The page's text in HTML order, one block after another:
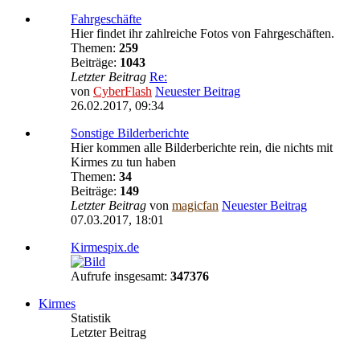
Fahrgeschäfte
Hier findet ihr zahlreiche Fotos von Fahrgeschäften.
Themen: 259
Beiträge: 1043
Letzter Beitrag Re:
von CyberFlash Neuester Beitrag
26.02.2017, 09:34
Sonstige Bilderberichte
Hier kommen alle Bilderberichte rein, die nichts mit
Kirmes zu tun haben
Themen: 34
Beiträge: 149
Letzter Beitrag von magicfan Neuester Beitrag
07.03.2017, 18:01
Kirmespix.de
Aufrufe insgesamt: 347376
Kirmes
Statistik
Letzter Beitrag